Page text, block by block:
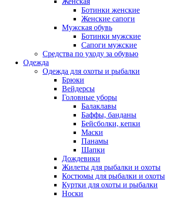
Ботинки женские
Женские сапоги
Мужская обувь
Ботинки мужские
Сапоги мужские
Средства по уходу за обувью
Одежда
Одежда для охоты и рыбалки
Брюки
Вейдерсы
Головные уборы
Балаклавы
Баффы, банданы
Бейсболки, кепки
Маски
Панамы
Шапки
Дождевики
Жилеты для рыбалки и охоты
Костюмы для рыбалки и охоты
Куртки для охоты и рыбалки
Носки